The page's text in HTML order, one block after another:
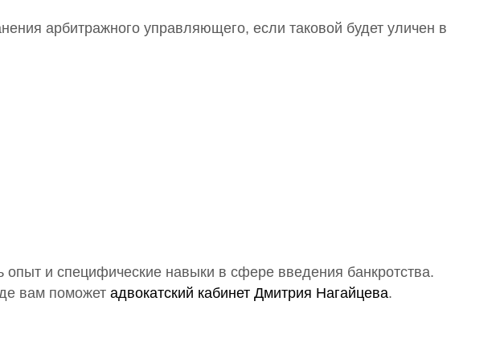
арбитражного управляющего, если таковой будет уличен в
и специфические навыки в сфере введения банкротства.
вам поможетадвокатский кабинет Дмитрия Нагайцева.
услуги
в Рязани
Бизнес-центр "Зарядский" (4 этаж)